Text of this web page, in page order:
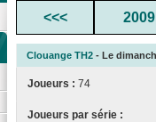
<<< 2009
Clouange TH2 - Le
Joueurs : 74
Joueurs par série :